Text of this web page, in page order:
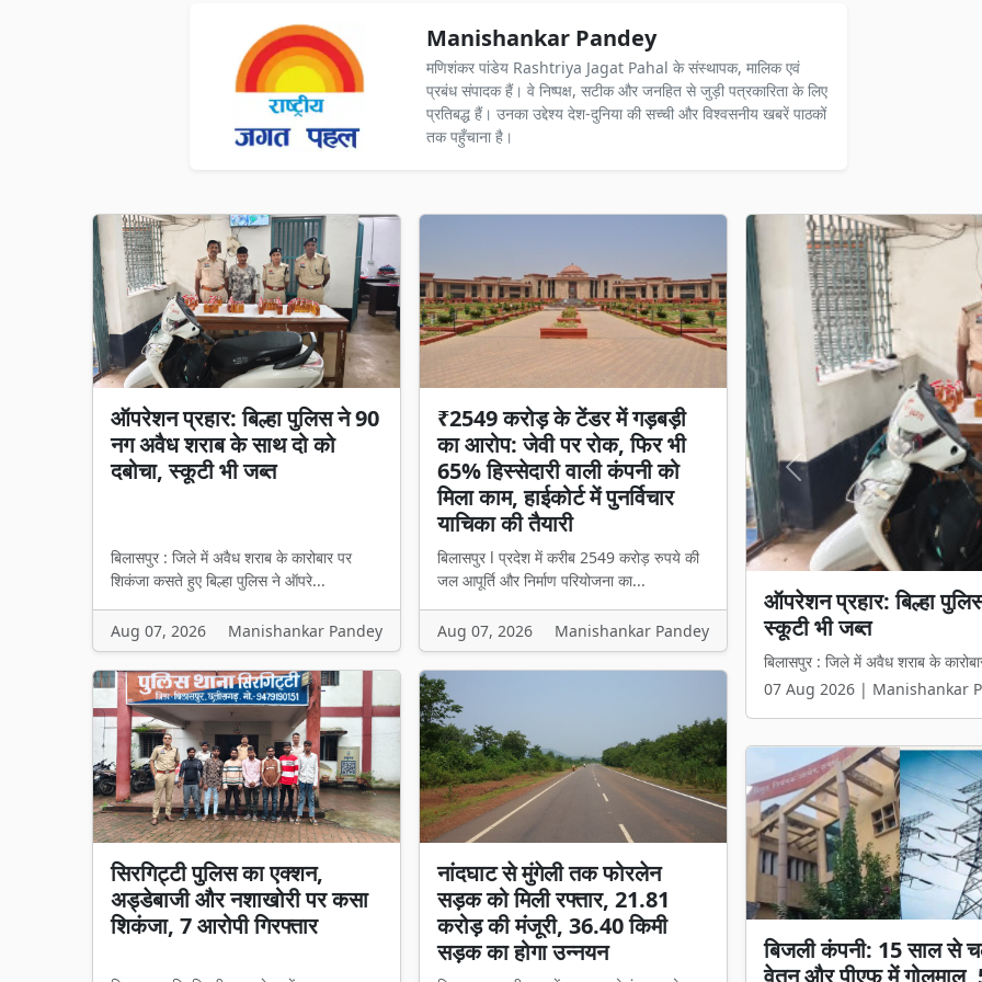
Manishankar Pandey
मणिशंकर पांडेय Rashtriya Jagat Pahal के संस्थापक, मालिक एवं
प्रबंध संपादक हैं। वे निष्पक्ष, सटीक और जनहित से जुड़ी पत्रकारिता के लिए
प्रतिबद्ध हैं। उनका उद्देश्य देश-दुनिया की सच्ची और विश्वसनीय खबरें पाठकों
तक पहुँचाना है।
ऑपरेशन प्रहार: बिल्हा पुलिस ने 90
नग अवैध शराब के साथ दो को
दबोचा, स्कूटी भी जब्त
बिलासपुर : जिले में अवैध शराब के कारोबार पर
शिकंजा कसते हुए बिल्हा पुलिस ने ऑपरे...
Aug 07, 2026 Manishankar Pandey
₹2549 करोड़ के टेंडर में गड़बड़ी
का आरोप: जेवी पर रोक, फिर भी
65% हिस्सेदारी वाली कंपनी को
मिला काम, हाईकोर्ट में पुनर्विचार
याचिका की तैयारी
बिलासपुर l प्रदेश में करीब 2549 करोड़ रुपये की
जल आपूर्ति और निर्माण परियोजना का...
Aug 07, 2026 Manishankar Pandey
सिरगिट्टी पुलिस का एक्शन,
अड्डेबाजी और नशाखोरी पर कसा
शिकंजा, 7 आरोपी गिरफ्तार
नांदघाट से मुंगेली तक फोरलेन
सड़क को मिली रफ्तार, 21.81
करोड़ की मंजूरी, 36.40 किमी
सड़क का होगा उन्नयन
₹2549 करोड़ के टेंडर में
हिस्सेदारी वाली कंपनी को
बिलासपुर l प्रदेश में करीब 2549 करोड़
07 Aug 2026 | Manishankar
Previous
बिजली कंपनी: 15 साल से
वेतन और पीएफ में गोलमाल,